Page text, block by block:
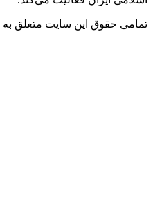
تمامی حقوق این سایت متعلق به